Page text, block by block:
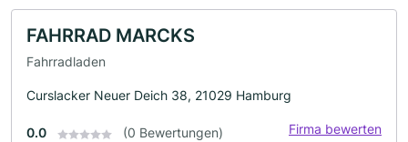
FAHRRAD MARCKS
Fahrradladen
Curslacker Neuer Deich 38, 21029 Hamburg
0.0 (0 Bewertungen) Firma bewerten